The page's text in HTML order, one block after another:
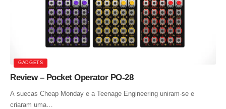
GADGETS
Review – Pocket Operator PO-28
A suecas Cheap Monday e a Teenage Engineering uniram-se e
criaram uma…